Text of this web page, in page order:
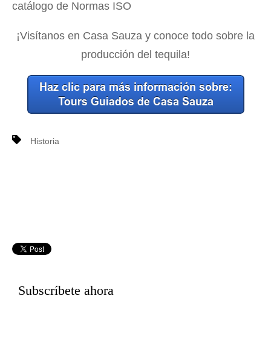
catálogo de Normas ISO
¡Visítanos en Casa Sauza y conoce todo sobre la
producción del tequila!
Historia
Subscríbete ahora